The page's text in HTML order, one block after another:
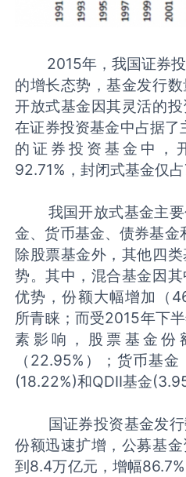
2015年，我国证券
的增长态势，基金发行
开放式基金因其灵活的
在证券投资基金中占据
的证券投资基金中，
92.71%，封闭式基金仅占
我国开放式基金主
金、货币基金、债券基金
除股票基金外，其他四
势。其中，混合基金因
优势，份额大幅增加（
所青睐；而受2015年下
素影响，股票基金份
（22.95%）；货币基
(18.22%)和QDII基金
国证券投资基金发
份额迅速扩增，公募基
到8.4万亿元，增幅